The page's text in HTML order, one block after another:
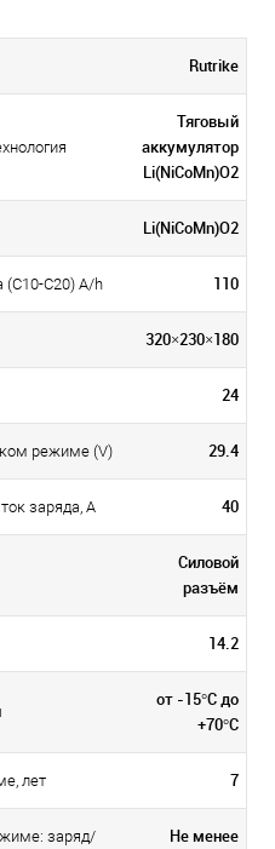
Rutrike
Тяговый
аккумулятор
Li(NiCoMn)O2
Li(NiCoMn)O2
(С10-С20) A/h 110
320×230×180
24
режиме (V) 29.4
заряда, А 40
Силовой
разъём
14.2
от -15°С до
+70°С
лет 7
заряд/
Не менее